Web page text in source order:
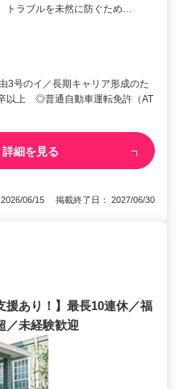
トラブルを未然に防ぐため…
3号のイ／長期キャリア形成のた
以上 ◎普通自動車運転免許（AT
詳細を見る
2026/06/15 掲載終了日： 2027/06/30
援あり！】最長10連休／福
／未経験歓迎